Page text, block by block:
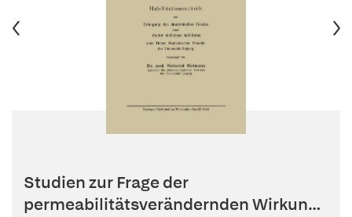
Studien zur Frage der
permeabilitätsverändernden Wirkung